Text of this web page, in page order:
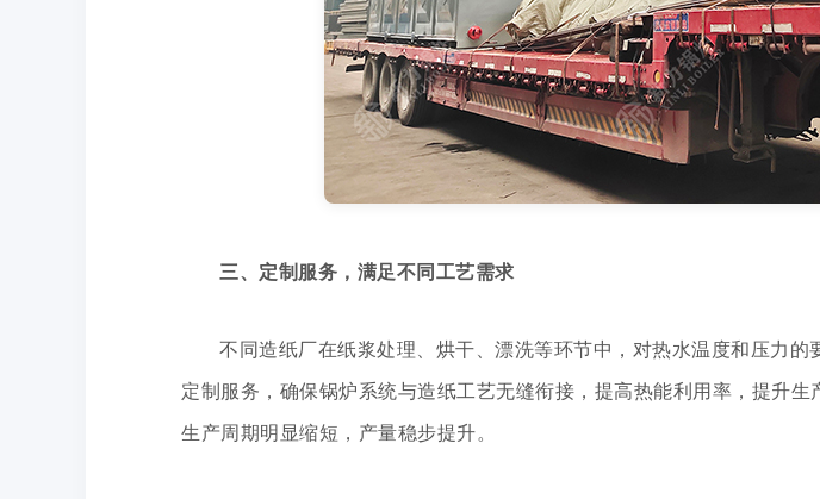
三、定制服务，满足不同工艺需求
不同造纸厂在纸浆处理、烘干、漂洗等环节中，对热水温度和压力
定制服务，确保锅炉系统与造纸工艺无缝衔接，提高热能利用率，提升
生产周期明显缩短，产量稳步提升。